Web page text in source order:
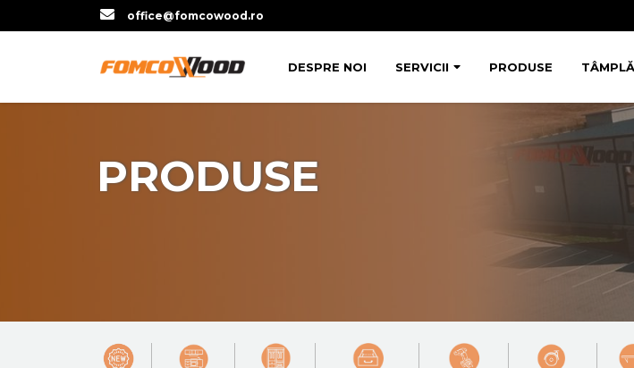
office@fomcowood.ro
DESPRE NOI SERVICII PRODUSE
PRODUSE